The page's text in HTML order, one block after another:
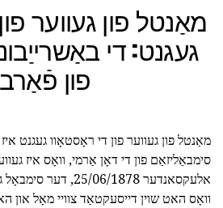
מאַנטל פון געווער
געגנט: די
פון
מאַנטל פון געווער פון די ראָסטאָוו געגנט
סימבאַליזאַם פון די דאָן אַרמי, וואָס איז
אלעקסאנדער 25/06/
וואָס האט שוין דייסעקטאַד צוויי מאָל